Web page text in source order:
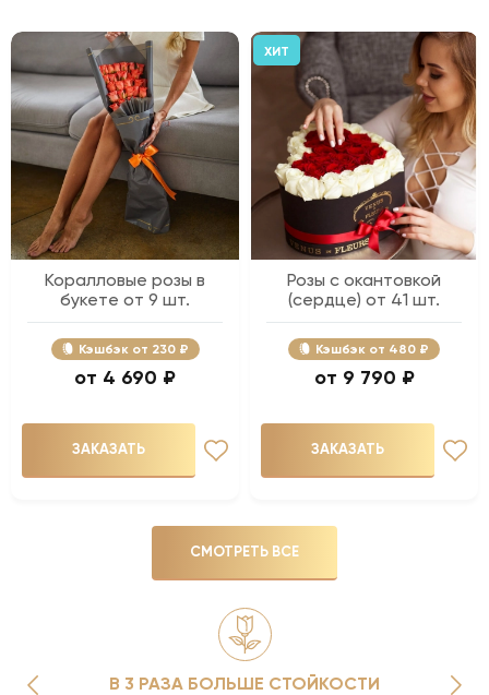
Коралловые розы в
букете от 9 шт.
Кэшбэк 230 ₽
4 690 ₽
ЗАКАЗАТЬ
ХИТ
Розы с окантовкой
(сердце) от 41 шт.
Кэшбэк 480 ₽
9 790 ₽
ЗАКАЗАТЬ
СМОТРЕТЬ ВСЕ
В 3 РАЗА БОЛЬШЕ СТОЙКОСТИ